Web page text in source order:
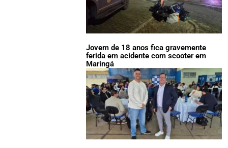
Jovem de 18 anos fica gravemente
ferida em acidente com scooter em
Maringá